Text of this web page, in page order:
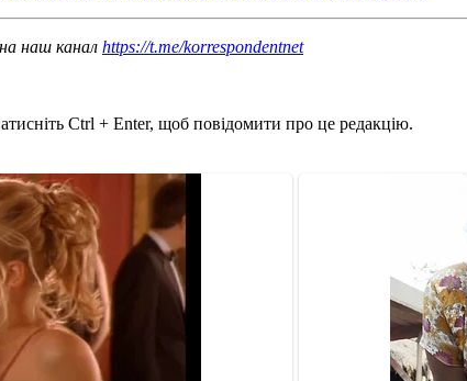
наш канал https://t.me/korrespondentnet
Ctrl + Enter, щоб повідомити про це редакцію.